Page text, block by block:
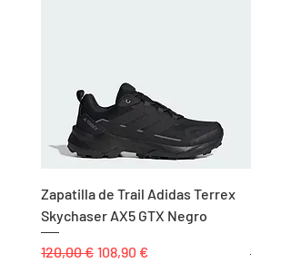
Zapatilla de Trail Adidas Terrex
Skychaser AX5 GTX Negro
Precio
120,00 € Precio de oferta
108,90 €